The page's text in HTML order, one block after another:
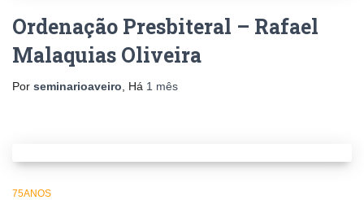
Ordenação Presbiteral – Rafael
Malaquias Oliveira
Por seminarioaveiro , Há 1 mês
75ANOS